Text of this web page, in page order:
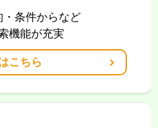
条件からなど
機能が充実
こちら